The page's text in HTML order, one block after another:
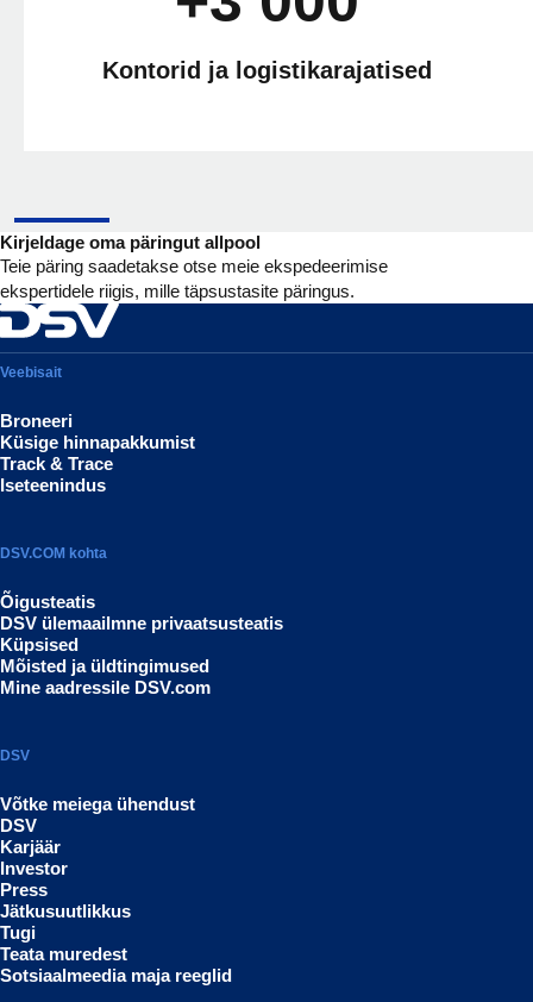
Kontorid ja logistikarajatised
Kirjeldage oma päringut allpool
Teie päring saadetakse otse meie ekspedeerimise
ekspertidele riigis, mille täpsustasite päringus.
Veebisait
Broneeri
Küsige hinnapakkumist
Track & Trace
Iseteenindus
DSV.COM kohta
Õigusteatis
DSV ülemaailmne privaatsusteatis
Küpsised
Mõisted ja üldtingimused
Mine aadressile DSV.com
DSV
Võtke meiega ühendust
DSV
Karjäär
Investor
Press
Jätkusuutlikkus
Tugi
Teata muredest
Sotsiaalmeedia maja reeglid